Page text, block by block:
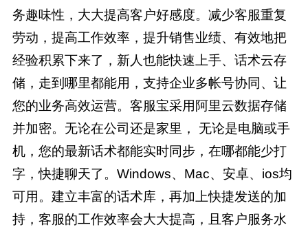
务趣味性，大大提高客户好感度。减少客服重复
劳动，提高工作效率，提升销售业绩、有效地把
经验积累下来了，新人也能快速上手、话术云存
储，走到哪里都能用，支持企业多帐号协同、让
您的业务高效运营。客服宝采用阿里云数据存储
并加密。无论在公司还是家里， 无论是电脑或手
机，您的最新话术都能实时同步，在哪都能少打
字，快捷聊天了。Windows、Mac、安卓、ios均
可用。建立丰富的话术库，再加上快捷发送的加
持，客服的工作效率会大大提高，且客户服务水